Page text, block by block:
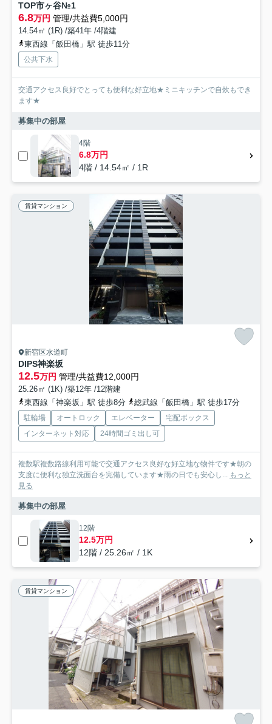
TOP市ヶ谷№1
6.8万円 管理/共益費5,000円
14.54㎡ (1R) /築41年 /4階建
東西線「飯田橋」駅 徒歩11分
公共下水
交通アクセス良好でとっても便利な好立地★ミニキッチンで自炊もでき
ます★
募集中の部屋
4階
6.8万円
4階 / 14.54㎡ / 1R
賃貸マンション
新宿区水道町
DIPS神楽坂
12.5万円 管理/共益費12,000円
25.26㎡ (1K) /築12年 /12階建
東西線「神楽坂」駅 徒歩8分
総武線「飯田橋」駅 徒歩17分
駐輪場 オートロック エレベーター
宅配ボックス
インターネット対応
24時間ゴミ出し可
複数駅複数路線利用可能で交通アクセス良好な好立地な物件です★朝の
支度に便利な独立洗面台を完備しています★雨の日でも安心し... もっと
見る
募集中の部屋
12階
12.5万円
12階 / 25.26㎡ / 1K
賃貸マンション